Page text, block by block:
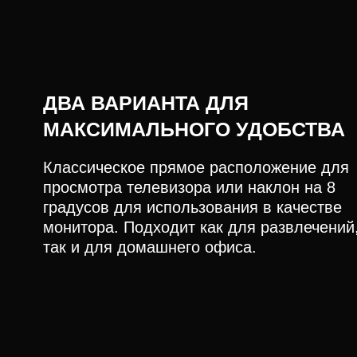
ДВА ВАРИАНТА ДЛЯ
МАКСИМАЛЬНОГО УДОБСТВА
Классическое прямое расположение для
просмотра телевизора или наклон на 8
градусов для использования в качестве
монитора. Подходит как для
так и для домашнего офиса.